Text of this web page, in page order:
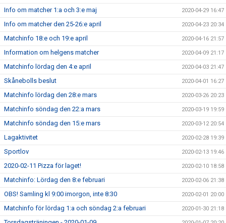
Info om matcher 1:a och 3:e maj 2020-04-29 16:47
Info om matcher den 25-26:e april 2020-04-23 20:34
Matchinfo 18:e och 19:e april 2020-04-16 21:57
Information om helgens matcher 2020-04-09 21:17
Matchinfo lördag den 4:e april 2020-04-03 21:47
Skånebolls beslut 2020-04-01 16:27
Matchinfo lördag den 28:e mars 2020-03-26 20:23
Matchinfo söndag den 22:a mars 2020-03-19 19:59
Matchinfo söndag den 15:e mars 2020-03-12 20:54
Lagaktivitet 2020-02-28 19:39
Sportlov 2020-02-13 19:46
2020-02-11 Pizza för laget! 2020-02-10 18:58
Matchinfo: Lördag den 8:e februari 2020-02-06 21:38
OBS! Samling kl 9:00 imorgon, inte 8:30 2020-02-01 20:00
Matchinfo för lördag 1:a och söndag 2:a februari 2020-01-30 21:18